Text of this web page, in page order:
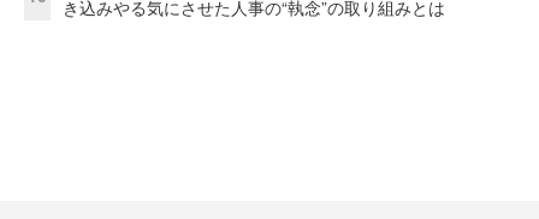
き込みやる気にさせた人事の“執念”の取り組みとは